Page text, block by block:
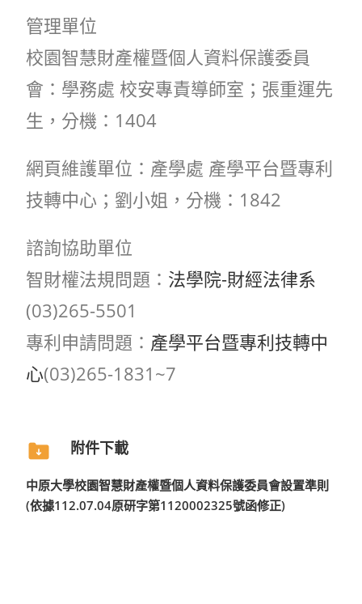
管理單位
校園智慧財產權暨個人資料保護委員
會：學務處 校安專責導師室 ； 張重運先
生 ， 分機 ： 1404
網頁維護單位：產學處 產學平台暨專利
技轉中心；劉小姐，分機：1842
諮詢協助單位
智財權法規問題： 法學院-財經法律系
(03)265-5501
專利申請問題： 產學平台暨專利技轉中
心(03)265-1831~7
附件下載
中原大學校園智慧財產權暨個人資料保護委員會設置準則
(依據112.07.04原研字第1120002325號函修正)